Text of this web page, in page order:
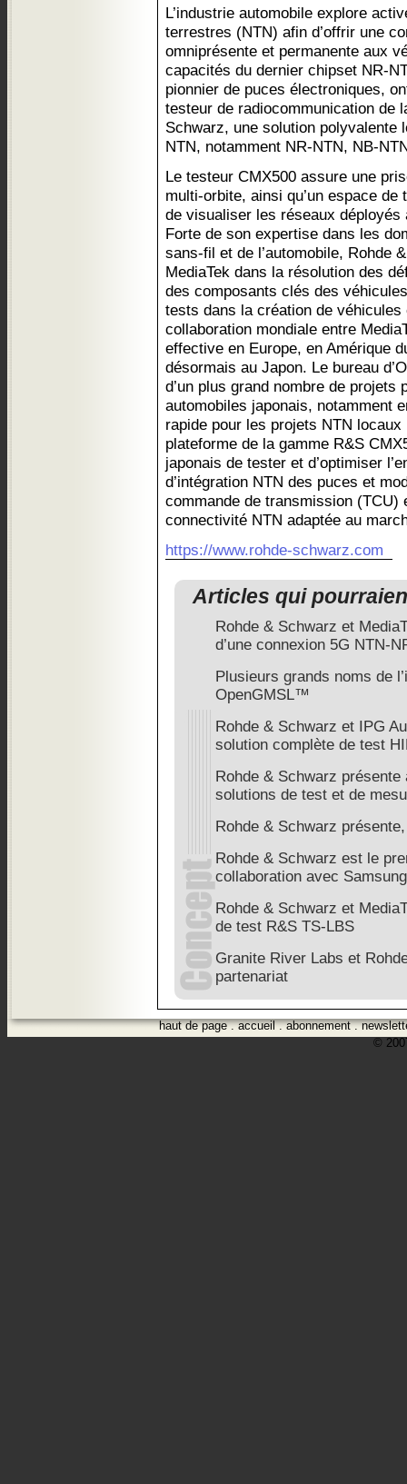
L’industrie automobile explore
terrestres (NTN) afin d’offrir une
omniprésente et permanente aux
capacités du dernier chipset NR-
pionnier de puces électroniques,
testeur de radiocommunication de
Schwarz, une solution polyvalente
NTN, notamment NR-NTN, NB-
Le testeur CMX500 assure une
multi-orbite, ainsi qu’un espace
de visualiser les réseaux
Forte de son expertise dans les
sans-fil et de l’automobile, Rohde
MediaTek dans la résolution des
des composants clés des
tests dans la création de
collaboration mondiale entre
effective en Europe, en Amérique
désormais au Japon. Le bureau
d’un plus grand nombre de projets
automobiles japonais, notamment
rapide pour les projets NTN
plateforme de la gamme R&S
japonais de tester et d’optimiser
d’intégration NTN des puces et
commande de transmission
connectivité NTN adaptée au
https://www.rohde-schwarz.com
Articles qui
Rohde & Schwarz et
d’une connexion 5G NTN-
Plusieurs grands noms de
OpenGMSL™
Rohde & Schwarz et IPG
solution complète de test
Rohde & Schwarz
solutions de test et de
Rohde & Schwarz
Rohde & Schwarz est le
collaboration avec Samsung
Rohde & Schwarz et
de test R&S TS-LBS
Granite River Labs et
partenariat
haut de page.accueil.abonnement.
©